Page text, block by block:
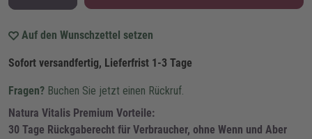
Auf den Wunschzettel setzen
Sofort versandfertig, Lieferfrist 1-3 Tage
Fragen? Buchen Sie jetzt einen Rückruf.
Natura Vitalis Premium Vorteile:
30 Tage Rückgaberecht für Verbraucher, ohne Wenn und Aber